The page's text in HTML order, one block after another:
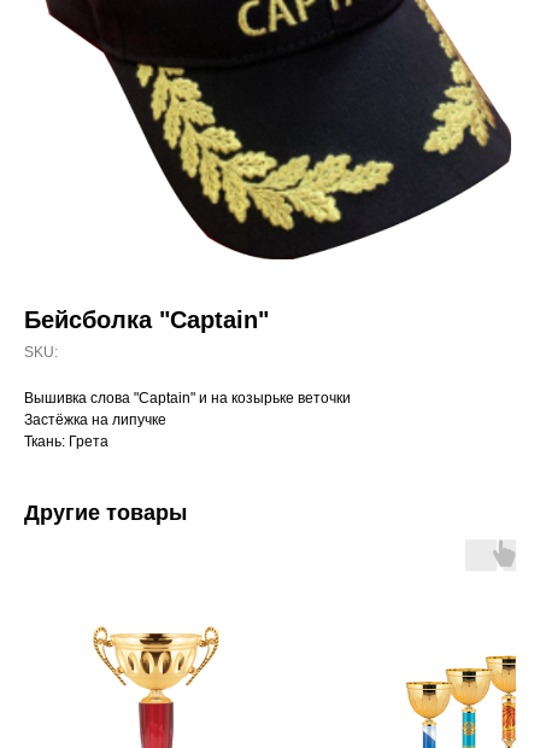
Бейсболка "Captain"
SKU:
Вышивка слова "Captain" и на козырьке веточки
Застёжка на липучке
Ткань: Грета
Другие товары